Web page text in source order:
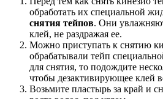
обработать их специальной
снятия тейпов. Они
клей, не раздражая ее.
Можно приступать к снятию
обрабатывали тейп
для снятия, то подождите
чтобы дезактивирующее клей
Возьмите пластырь за край и